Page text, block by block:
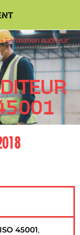
Formation Auditeur
45001,